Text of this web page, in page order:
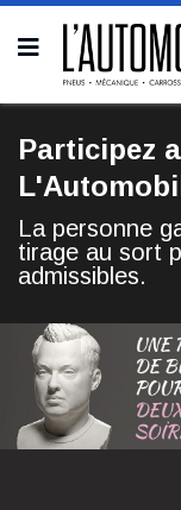
Participez
La personne
tirage au sort
admissibles.